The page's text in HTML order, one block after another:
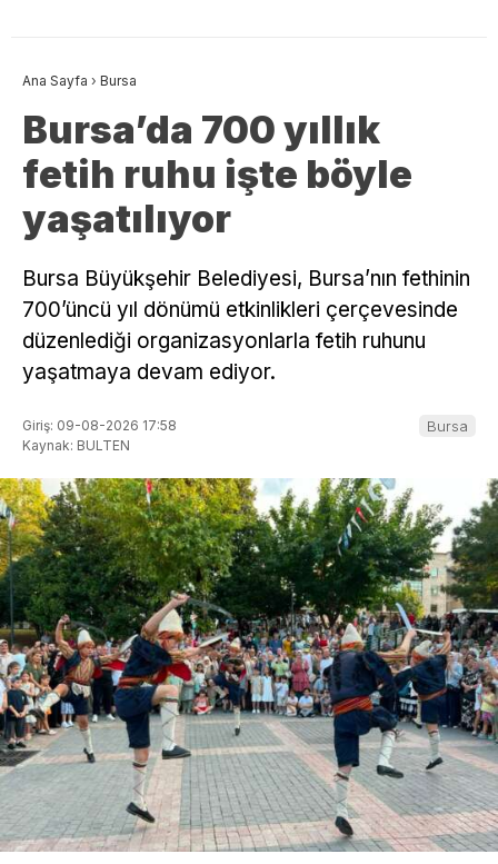
Ana Sayfa › Bursa
Bursa’da 700 yıllık
fetih ruhu işte böyle
yaşatılıyor
Bursa Büyükşehir Belediyesi, Bursa’nın fethinin
700’üncü yıl dönümü etkinlikleri çerçevesinde
düzenlediği organizasyonlarla fetih ruhunu
yaşatmaya devam ediyor.
Giriş: 09-08-2026 17:58
Kaynak: BULTEN
Bursa